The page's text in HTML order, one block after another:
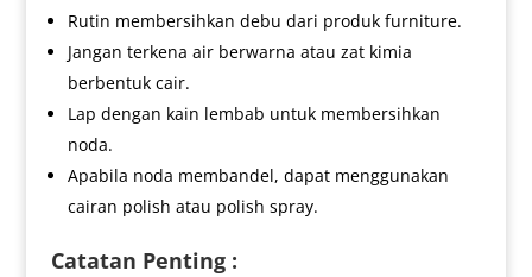
Rutin membersihkan debu dari produk furniture.
Jangan terkena air berwarna atau zat kimia
berbentuk cair.
Lap dengan kain lembab untuk membersihkan
noda.
Apabila noda membandel, dapat menggunakan
cairan polish atau polish spray.
Catatan Penting :